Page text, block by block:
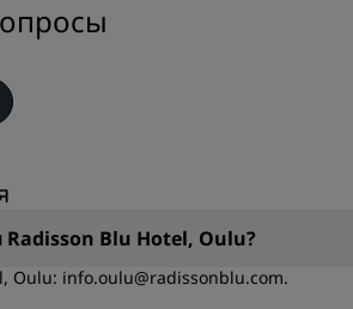
Blu Hotel, Oulu?
Oulu: info.oulu@radissonblu.com.